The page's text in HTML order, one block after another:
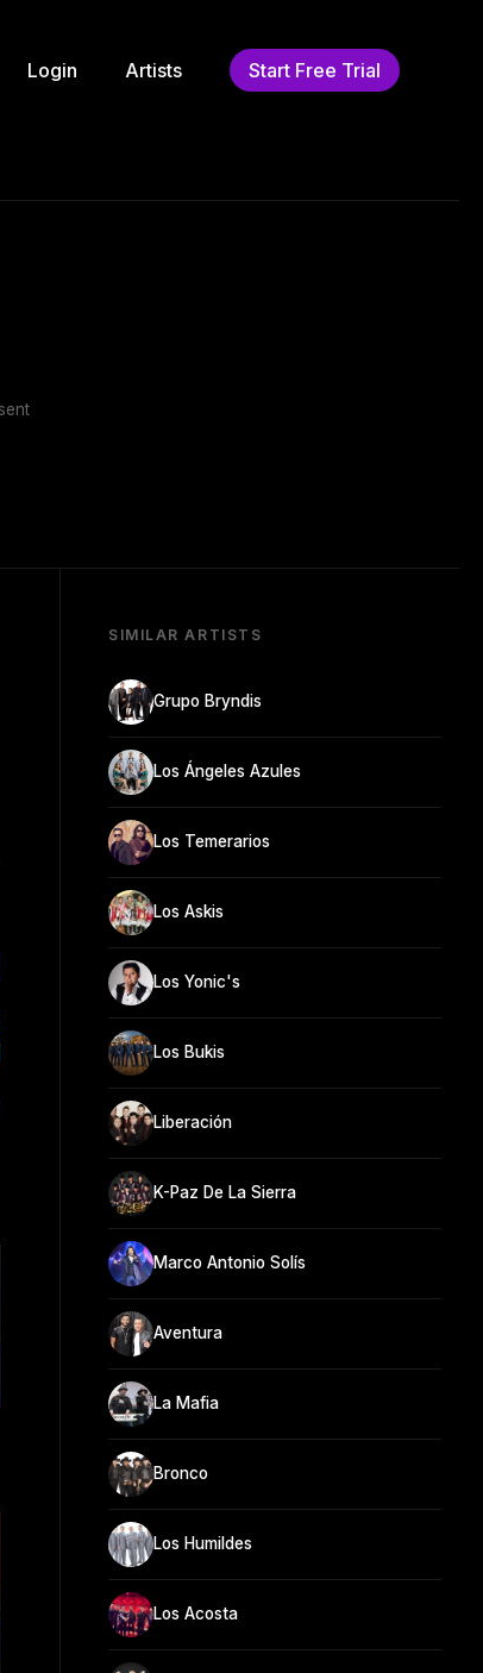
Login Artists Start Free Trial
SIMILAR ARTISTS
Grupo Bryndis
Los Ángeles Azules
Los Temerarios
Los Askis
Los Yonic's
Los Bukis
Liberación
K-Paz De La Sierra
Marco Antonio Solís
Aventura
La Mafia
Bronco
Los Humildes
Los Acosta